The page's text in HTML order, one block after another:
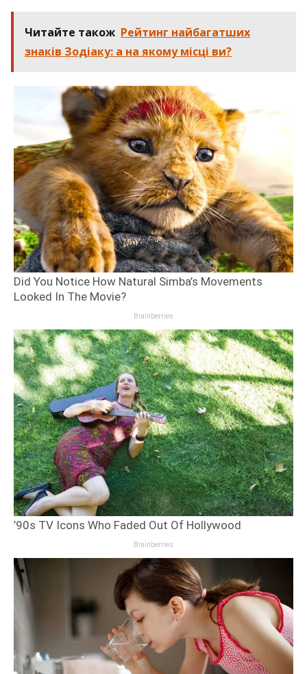
Читайте також Рейтинг найбагатших
знаків Зодіаку: а на якому місці ви?